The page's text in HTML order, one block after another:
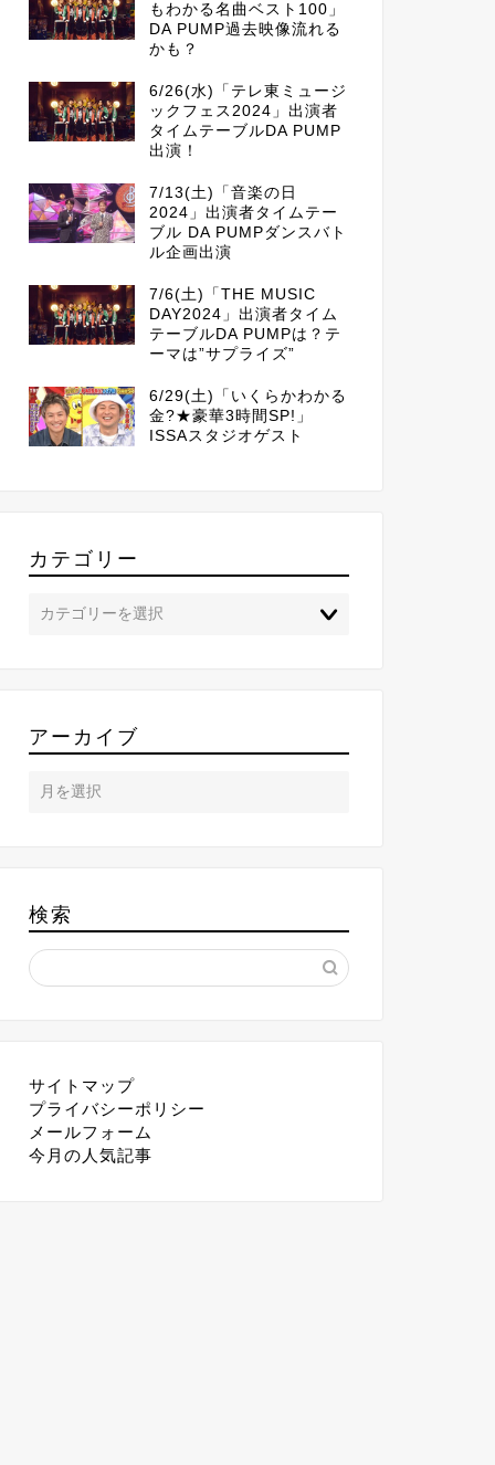
もわかる名曲ベスト100」
DA PUMP過去映像流れる
かも？
6/26(水)「テレ東ミュージ
ックフェス2024」出演者
タイムテーブルDA PUMP
出演！
7/13(土)「音楽の日
2024」出演者タイムテー
ブル DA PUMPダンスバト
ル企画出演
7/6(土)「THE MUSIC
DAY2024」出演者タイム
テーブルDA PUMPは？テ
ーマは”サプライズ”
6/29(土)「いくらかわかる
金?★豪華3時間SP!」
ISSAスタジオゲスト
カテゴリー
アーカイブ
検索
サイトマップ
プライバシーポリシー
メールフォーム
今月の人気記事